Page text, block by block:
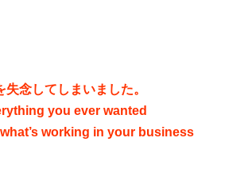
念してしまいました。
you ever wanted
working in your business